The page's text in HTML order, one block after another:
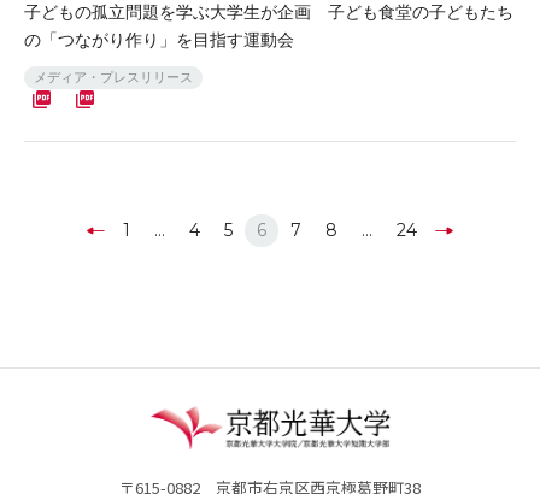
子どもの孤立問題を学ぶ大学生が企画 子ども食堂の子どもたち
の「つながり作り」を目指す運動会
メディア・プレスリリース
1 … 4 5 6 7 8 … 24
〒615-0882 京都市右京区西京極葛野町38